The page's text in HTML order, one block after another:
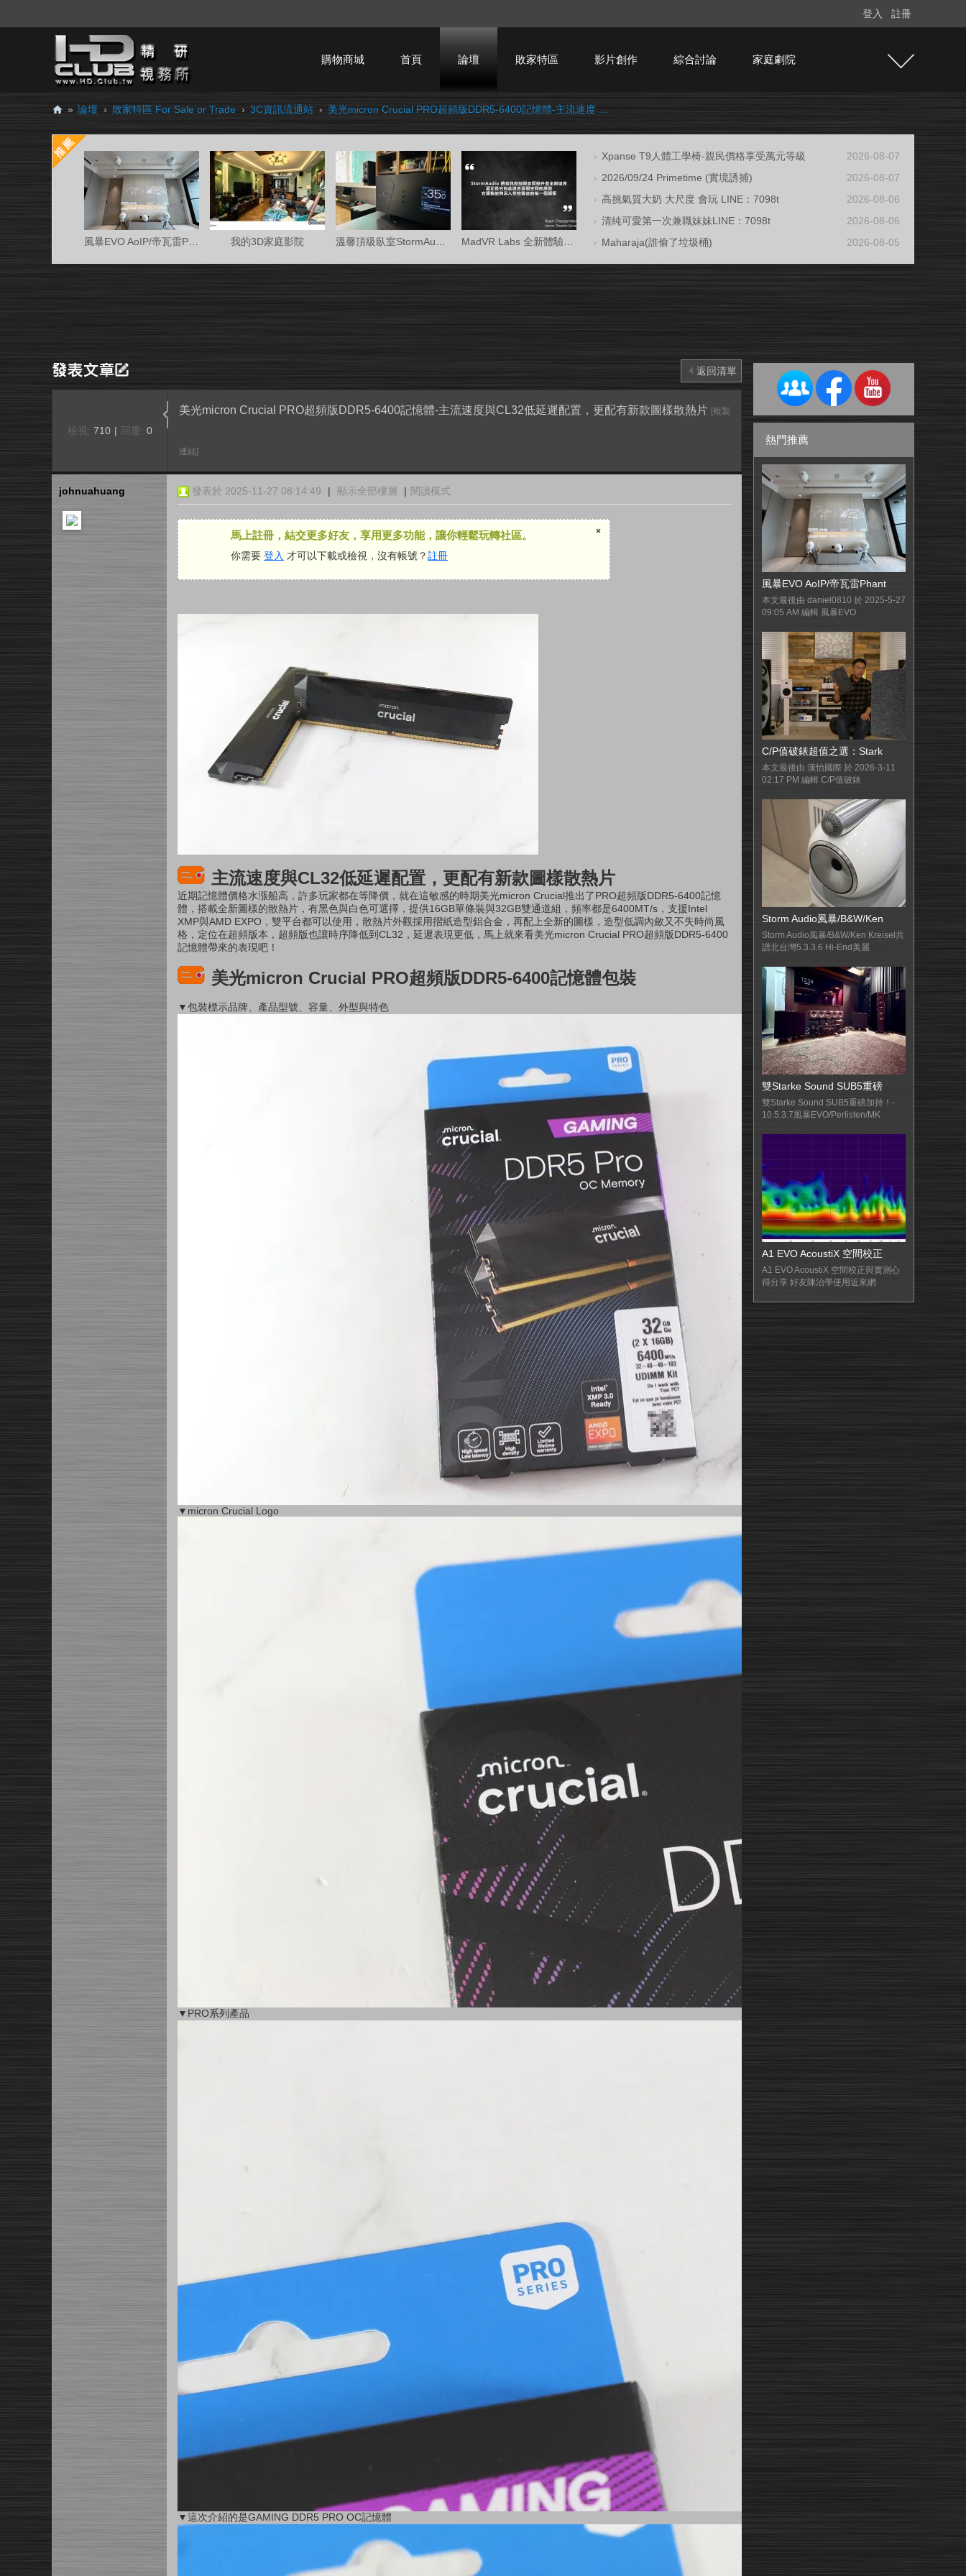
登入 註冊
購物商城 首頁 論壇 敗家特區 影片創作 綜合討論 家庭劇院
D.
Cl
» 論壇 › 敗家特區 For Sale or Trade › 3C資訊流通站 › 美光micron Crucial PRO超頻版DDR5-6400記憶體-主流速度 ...
我的3D家庭影院
Xpanse T9人體工學椅-親民價格享受萬元等級
2026-08-07
2026/09/24 Primetime (實境誘捕)
2026-08-07
高挑氣質大奶 大尺度 會玩 LINE：7098t
2026-08-06
清純可愛第一次兼職妹妹LINE：7098t
2026-08-06
Maharaja(誰偷了垃圾桶)
2026-08-05
返回清單
檢視: 710 | 回覆: 0
美光micron Crucial PRO超頻版DDR5-6400記憶體-主流速度與CL32低延遲配置，更配有新款圖樣散熱片 [複製
連結]
johnuahuang 發表於 2025-11-27 08:14:49 | 顯示全部樓層 | 閱讀模式
馬上註冊，結交更多好友，享用更多功能，讓你輕鬆玩轉社區。
你需要 登入 才可以下載或檢視，沒有帳號？註冊
×
主流速度與CL32低延遲配置，更配有新款圖樣散熱片
近期記憶體價格水漲船高，許多玩家都在等降價，就在這敏感的時期美光micron Crucial推出了PRO超頻版DDR5-6400記憶
體，搭載全新圖樣的散熱片，有黑色與白色可選擇，提供16GB單條裝與32GB雙通道組，頻率都是6400MT/s，支援Intel
XMP與AMD EXPO，雙平台都可以使用，散熱片外觀採用摺紙造型鋁合金，再配上全新的圖樣，造型低調內斂又不失時尚風
格，定位在超頻版本，超頻版也讓時序降低到CL32，延遲表現更低，馬上就來看美光micron Crucial PRO超頻版DDR5-6400
記憶體帶來的表現吧！
美光micron Crucial PRO超頻版DDR5-6400記憶體包裝
▼包裝標示品牌、產品型號、容量、外型與特色
▼micron Crucial Logo
▼PRO系列產品
▼這次介紹的是GAMING DDR5 PRO OC記憶體
熱門推薦
風暴EVO AoIP/帝瓦雷Phant
本文最後由 daniel0810 於 2025-5-27
09:05 AM 編輯 風暴EVO
C/P值破錶超值之選：Stark
本文最後由 漢怡國際 於 2026-3-11
02:17 PM 編輯 C/P值破錶
Storm Audio風暴/B&W/Ken
Storm Audio風暴/B&W/Ken Kreisel共
譜北台灣5.3.3.6 Hi-End美麗
雙Starke Sound SUB5重磅
雙Starke Sound SUB5重磅加持！-
10.5.3.7風暴EVO/Perlisten/MK
A1 EVO AcoustiX 空間校正
A1 EVO AcoustiX 空間校正與實測心
得分享 好友陳治學使用近來網